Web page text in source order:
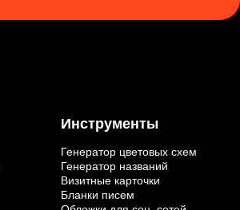
Инструменты
Генератор цветовых схем
Генератор названий
Визитные карточки
Бланки писем